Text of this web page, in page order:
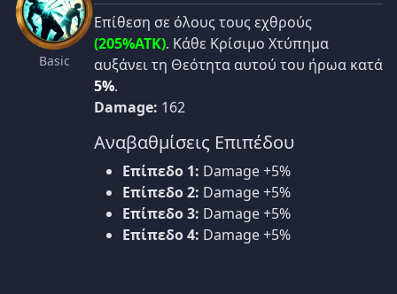
Basic
Επίθεση σε όλους τους εχθρούς
(205%ATK). Κάθε Κρίσιμο Χτύπημα
αυξάνει τη Θεότητα αυτού του ήρωα κατά
5%.
Damage: 162
Αναβαθμίσεις Επιπέδου
Επίπεδο 1: Damage +5%
Επίπεδο 2: Damage +5%
Επίπεδο 3: Damage +5%
Επίπεδο 4: Damage +5%